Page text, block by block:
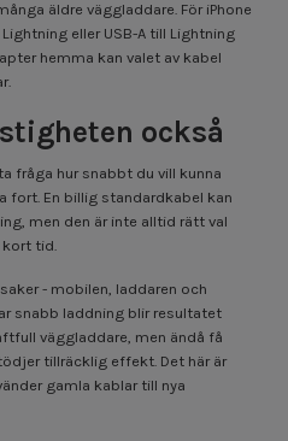
äldre väggladdare. För iPhone
eller USB-A till Lightning
hemma kan valet av kabel
också
fråga hur snabbt du vill kunna
fort. En billig standardkabel kan
men den är inte alltid rätt val
tid.
- mobilen, laddaren och
snabb laddning blir resultatet
väggladdare, men ändå få
tillräcklig effekt. Det här är
gamla kablar till nya